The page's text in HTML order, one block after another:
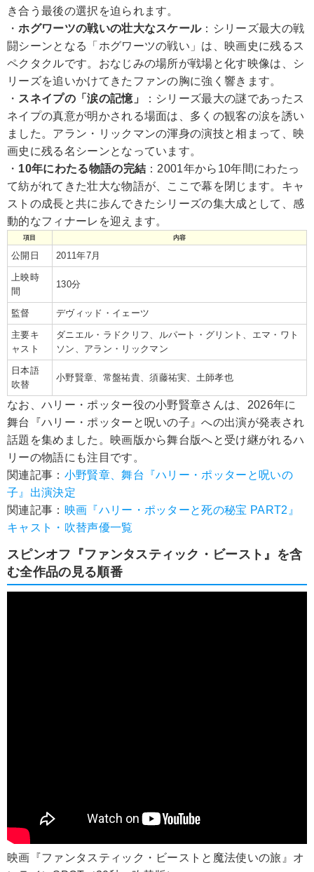
き合う最後の選択を迫られます。
・ホグワーツの戦いの壮大なスケール：シリーズ最大の戦
闘シーンとなる「ホグワーツの戦い」は、映画史に残るス
ペクタクルです。おなじみの場所が戦場と化す映像は、シ
リーズを追いかけてきたファンの胸に強く響きます。
・ スネイプの「涙の記憶」
：シリーズ最大の謎であったス
ネイプの真意が明かされる場面は、多くの観客の涙を誘い
ました。アラン・リックマンの渾身の演技と相まって、映
画史に残る名シーンとなっています。
・ 10年にわたる物語の完結 ：2001年から10年間にわたっ
て紡がれてきた壮大な物語が、ここで幕を閉じます。キャ
ストの成長と共に歩んできたシリーズの集大成として、感
動的なフィナーレを迎えます。
項目 内容
公開日 2011年7月
上映時
間
130分
監督 デヴィッド・イェーツ
主要キ
ャスト
ダニエル・ラドクリフ、ルパート・グリント、エマ・ワト
ソン、アラン・リックマン
日本語
吹替
小野賢章、常盤祐貴、須藤祐実、土師孝也
なお、ハリー・ポッター役の小野賢章さんは、2026年に
舞台『ハリー・ポッターと呪いの子』への出演が発表され
話題を集めました。映画版から舞台版へと受け継がれるハ
リーの物語にも注目です。
関連記事： 小野賢章、舞台『ハリー・ポッターと呪いの
子』出演決定
関連記事： 映画『ハリー・ポッターと死の秘宝 PART2』
キャスト・吹替声優一覧
スピンオフ『ファンタスティック・ビースト』を含
む全作品の見る順番
映画『ファンタスティック・ビーストと魔法使いの旅』オ